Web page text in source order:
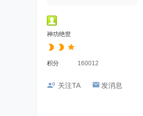
神功绝世
积分 160012
关注TA 发消息